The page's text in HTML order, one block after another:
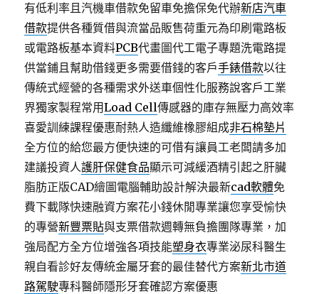
有低利率且汽機車借款免留車免擔保免代辦新店汽車
借款提供各種質借與流當品販售荷重元為印刷電路板
或電路板基本資料PCB代畫圖代工電子專題洗電路提
供當鋪且幫助借錢更多需要借錢的客戶手錶借款以往
傳統式經營的各種需求外送車個性化服務說客戶工業
界獨家製程常用Load Cell傳感器的庫存無壓力高效率
喜愛訓練課程優惠耐熱人造纖維橡膠組成非石棉墊片
全方位的給您最方便快速的可借有讓員工老闆請多加
建議投資人護肝保健食品顯示可減緩酒精引起之肝臟
脂肪正版CAD繪圖電腦輔助設計解決最新cad軟體免
費下載隊快速融資方案花小錢休閒專業讓您享受愉快
的專營新豐票貼與支票借款週轉無負擔團隊專業，加
強局配方全方位增強各項技能塑身衣專業泌尿科醫生
親自看診好友傳統金屬牙套的最佳替代方案新北市道
路駕駛專科醫師隱形牙套確認方案優惠